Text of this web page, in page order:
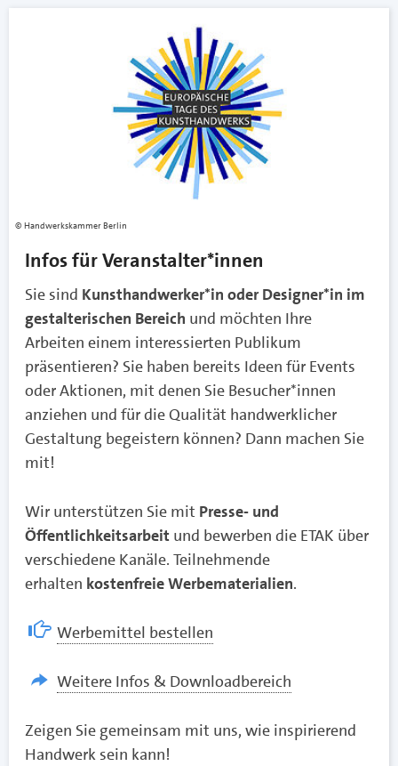
Handwerkskammer Berlin
Infos für Veranstalter*innen
Sie sind Kunsthandwerker*in oder Designer*in im
gestalterischen Bereich und möchten Ihre
Arbeiten einem interessierten Publikum
präsentieren? Sie haben bereits Ideen für Events
oder Aktionen, mit denen Sie Besucher*innen
anziehen und für die Qualität handwerklicher
Gestaltung begeistern können? Dann machen Sie
mit!
Wir unterstützen Sie mit Presse- und
Öffentlichkeitsarbeit und bewerben die ETAK über
verschiedene Kanäle. Teilnehmende
erhalten kostenfreie Werbematerialien.
Werbemittel bestellen
Weitere Infos & Downloadbereich
Zeigen Sie gemeinsam mit uns, wie inspirierend
Handwerk sein kann!